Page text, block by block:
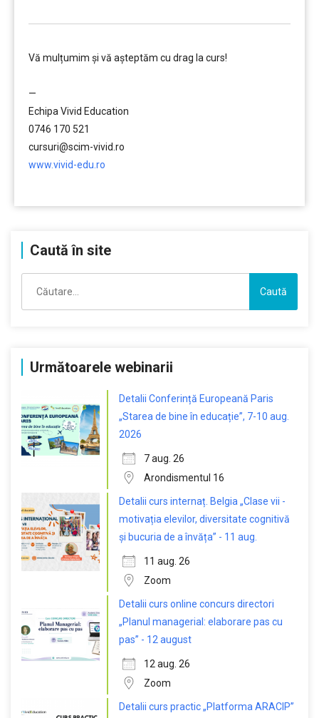
Vă mulțumim și vă aşteptăm cu drag la curs!
—
Echipa Vivid Education
0746 170 521
cursuri@scim-vivid.ro
www.vivid-edu.ro
Caută în site
după:
Următoarele webinarii
Detalii Conferință Europeană Paris
„Starea de bine în educație”, 7-10 aug.
2026
7 aug. 26
Arondismentul 16
Detalii curs internaț. Belgia „Clase vii -
motivația elevilor, diversitate cognitivă
și bucuria de a învăța” - 11 aug.
11 aug. 26
Zoom
Detalii curs online concurs directori
„Planul managerial: elaborare pas cu
pas” - 12 august
12 aug. 26
Zoom
Detalii curs practic „Platforma ARACIP”